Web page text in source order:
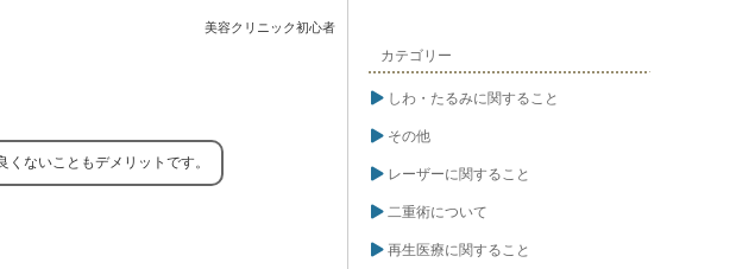
美容クリニック初心者
ないこともデメリットです。
カテゴリー
しわ・たるみに関すること
その他
レーザーに関すること
二重術について
再生医療に関すること